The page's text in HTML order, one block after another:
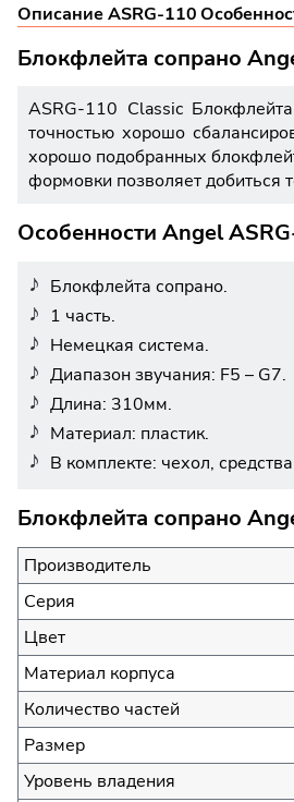
Описание ASRG-110
Блокфлейта сопрано
ASRG-110 Classic
точностью хорошо
хорошо подобранных
формовки позволяет добиться
Особенности Angel
Блокфлейта сопрано.
1 часть.
Немецкая система.
Диапазон звучания: F5 – G7.
Длина: 310мм.
Материал: пластик.
В комплекте: чехол,
Блокфлейта сопрано
Производитель
Серия
Цвет
Материал корпуса
Количество частей
Размер
Уровень владения